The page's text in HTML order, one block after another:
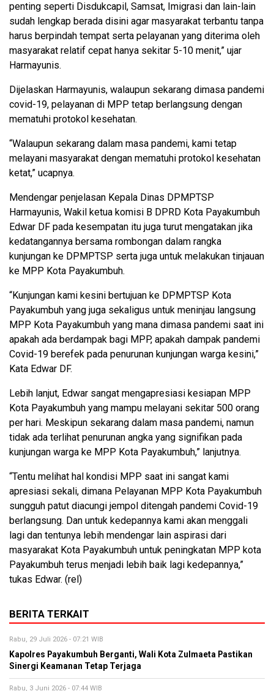
penting seperti Disdukcapil, Samsat, Imigrasi dan lain-lain
sudah lengkap berada disini agar masyarakat terbantu tanpa
harus berpindah tempat serta pelayanan yang diterima oleh
masyarakat relatif cepat hanya sekitar 5-10 menit,” ujar
Harmayunis.
Dijelaskan Harmayunis, walaupun sekarang dimasa pandemi
covid-19, pelayanan di MPP tetap berlangsung dengan
mematuhi protokol kesehatan.
“Walaupun sekarang dalam masa pandemi, kami tetap
melayani masyarakat dengan mematuhi protokol kesehatan
ketat,” ucapnya.
Mendengar penjelasan Kepala Dinas DPMPTSP
Harmayunis, Wakil ketua komisi B DPRD Kota Payakumbuh
Edwar DF pada kesempatan itu juga turut mengatakan jika
kedatangannya bersama rombongan dalam rangka
kunjungan ke DPMPTSP serta juga untuk melakukan tinjauan
ke MPP Kota Payakumbuh.
“Kunjungan kami kesini bertujuan ke DPMPTSP Kota
Payakumbuh yang juga sekaligus untuk meninjau langsung
MPP Kota Payakumbuh yang mana dimasa pandemi saat ini
apakah ada berdampak bagi MPP, apakah dampak pandemi
Covid-19 berefek pada penurunan kunjungan warga kesini,”
Kata Edwar DF.
Lebih lanjut, Edwar sangat mengapresiasi kesiapan MPP
Kota Payakumbuh yang mampu melayani sekitar 500 orang
per hari. Meskipun sekarang dalam masa pandemi, namun
tidak ada terlihat penurunan angka yang signifikan pada
kunjungan warga ke MPP Kota Payakumbuh,” lanjutnya.
“Tentu melihat hal kondisi MPP saat ini sangat kami
apresiasi sekali, dimana Pelayanan MPP Kota Payakumbuh
sungguh patut diacungi jempol ditengah pandemi Covid-19
berlangsung. Dan untuk kedepannya kami akan menggali
lagi dan tentunya lebih mendengar lain aspirasi dari
masyarakat Kota Payakumbuh untuk peningkatan MPP kota
Payakumbuh terus menjadi lebih baik lagi kedepannya,”
tukas Edwar. (rel)
BERITA TERKAIT
Rabu, 29 Juli 2026 - 07:21 WIB
Kapolres Payakumbuh Berganti, Wali Kota Zulmaeta Pastikan
Sinergi Keamanan Tetap Terjaga
Rabu, 3 Juni 2026 - 07:44 WIB